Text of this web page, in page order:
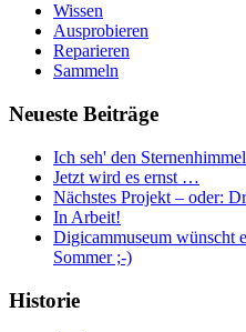
Wissen
Ausprobieren
Reparieren
Sammeln
Neueste Beiträge
Ich seh' den
Jetzt wird es ernst …
Nächstes Projekt – oder:
In Arbeit!
Digicammuseum wünscht
Sommer ;-)
Historie